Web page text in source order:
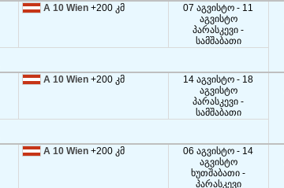
A 10 Wien +200 კმ
07 აგვისტო - 11
აგვისტო
პარასკევი -
სამშაბათი
A 10 Wien +200 კმ
14 აგვისტო - 18
აგვისტო
პარასკევი -
სამშაბათი
A 10 Wien +200 კმ
06 აგვისტო - 14
აგვისტო
ხუთშაბათი -
პარასკევი